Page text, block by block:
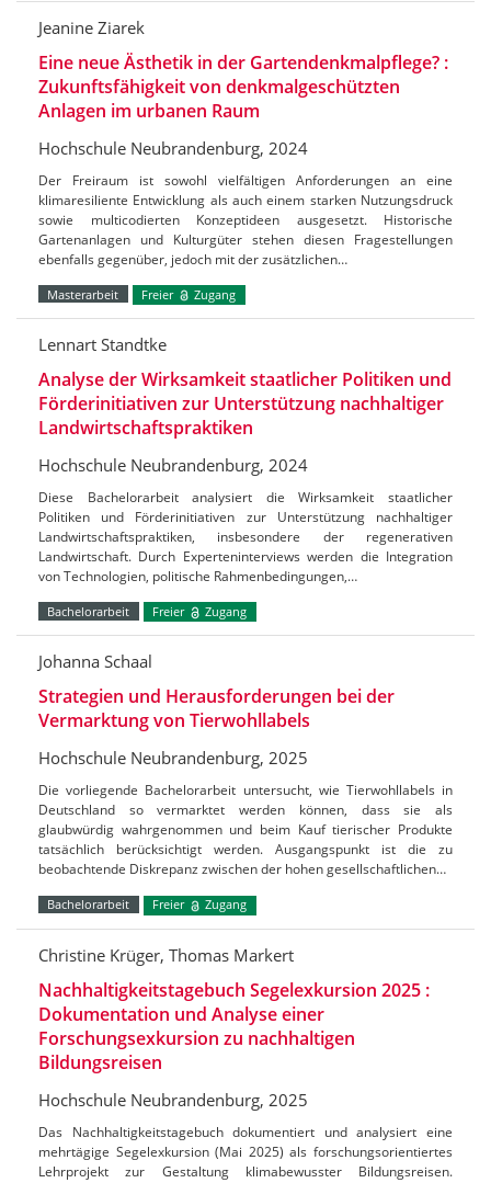
Jeanine Ziarek
Eine neue Ästhetik in der Gartendenkmalpflege? :
Zukunftsfähigkeit von denkmalgeschützten
Anlagen im urbanen Raum
Hochschule Neubrandenburg, 2024
Der Freiraum ist sowohl vielfältigen Anforderungen an eine
klimaresiliente Entwicklung als auch einem starken Nutzungsdruck
sowie multicodierten Konzeptideen ausgesetzt. Historische
Gartenanlagen und Kulturgüter stehen diesen Fragestellungen
ebenfalls gegenüber, jedoch mit der zusätzlichen…
Masterarbeit Freier Zugang
Lennart Standtke
Analyse der Wirksamkeit staatlicher Politiken und
Förderinitiativen zur Unterstützung nachhaltiger
Landwirtschaftspraktiken
Hochschule Neubrandenburg, 2024
Diese Bachelorarbeit analysiert die Wirksamkeit staatlicher
Politiken und Förderinitiativen zur Unterstützung nachhaltiger
Landwirtschaftspraktiken, insbesondere der regenerativen
Landwirtschaft. Durch Experteninterviews werden die Integration
von Technologien, politische Rahmenbedingungen,…
Bachelorarbeit Freier Zugang
Johanna Schaal
Strategien und Herausforderungen bei der
Vermarktung von Tierwohllabels
Hochschule Neubrandenburg, 2025
Die vorliegende Bachelorarbeit untersucht, wie Tierwohllabels in
Deutschland so vermarktet werden können, dass sie als
glaubwürdig wahrgenommen und beim Kauf tierischer Produkte
tatsächlich berücksichtigt werden. Ausgangspunkt ist die zu
beobachtende Diskrepanz zwischen der hohen gesellschaftlichen…
Bachelorarbeit Freier Zugang
Christine Krüger, Thomas Markert
Nachhaltigkeitstagebuch Segelexkursion 2025 :
Dokumentation und Analyse einer
Forschungsexkursion zu nachhaltigen
Bildungsreisen
Hochschule Neubrandenburg, 2025
Das Nachhaltigkeitstagebuch dokumentiert und analysiert eine
mehrtägige Segelexkursion (Mai 2025) als forschungsorientiertes
Lehrprojekt zur Gestaltung klimabewusster Bildungsreisen.